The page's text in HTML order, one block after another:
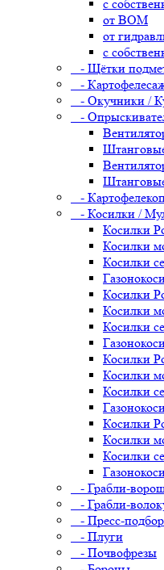
с
от ВОМ
от
с
- Щётки
-
- Окучники /
-
-
- Косилки /
Косилки
Косилки
Косилки
Косилки
Косилки
Косилки
Косилки
Косилки
Косилки
Косилки
Косилки
Косилки
- Грабли-
- Грабли-
- Пресс-
- Плуги
- Почвофрезы